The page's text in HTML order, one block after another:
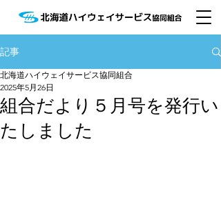
記事
組合だより５月号を発行い
たしました
北海道ハイウェイサービス協同組合
2025年5月26日